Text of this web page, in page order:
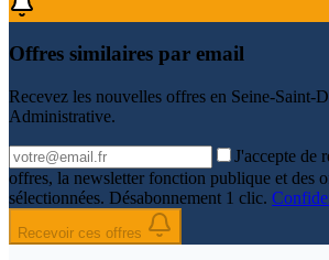
Offres similaires par email
Recevez les nouvelles offres en Seine-Saint-
Administrative.
J'accepte de
offres, la newsletter fonction publique et des
sélectionnées. Désabonnement 1 clic.
Recevoir ces offres